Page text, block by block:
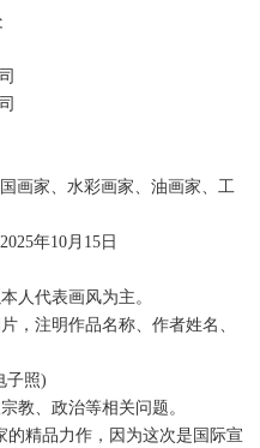
画家、水彩画家、油画家、工
年10月15日
人代表画风为主。
，注明作品名称、作者姓名、
子照)
教、政治等相关问题。
精品力作，因为这次是国际宣